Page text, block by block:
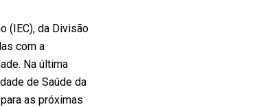
(IEC), da Divisão
com a
Na última
de Saúde da
as próximas